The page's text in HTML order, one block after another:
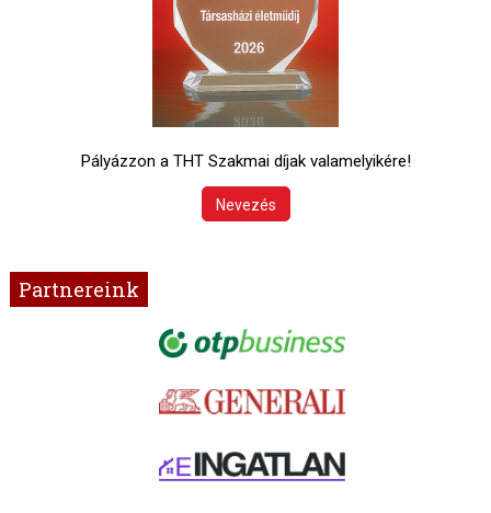
Pályázzon a THT Szakmai díjak valamelyikére!
Nevezés
Partnereink